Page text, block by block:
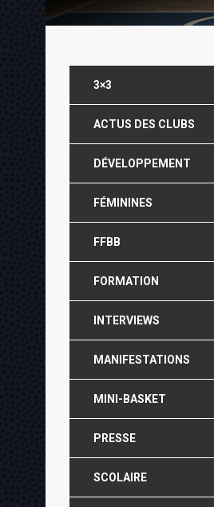
3×3
ACTUS DES CLUBS
DÉVELOPPEMENT
FÉMININES
FFBB
FORMATION
INTERVIEWS
MANIFESTATIONS
MINI-BASKET
PRESSE
SCOLAIRE